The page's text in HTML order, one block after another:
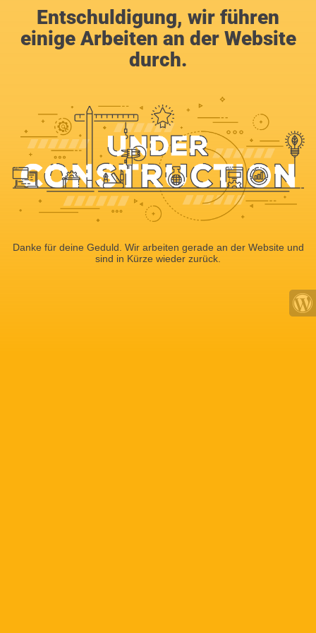
Entschuldigung, wir führen
einige Arbeiten an der Website
durch.
Danke für deine Geduld. Wir arbeiten gerade an der Website und
sind in Kürze wieder zurück.